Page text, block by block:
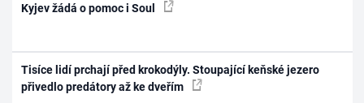
Kyjev žádá o pomoc i Soul
Tisíce lidí prchají před krokodýly. Stoupající keňské jezero
přivedlo predátory až ke dveřím